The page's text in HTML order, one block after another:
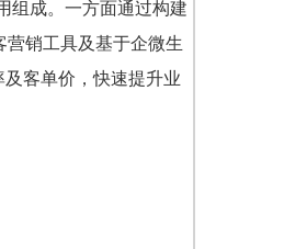
组成。一方面通过构建
销工具及基于企微生
客单价，快速提升业